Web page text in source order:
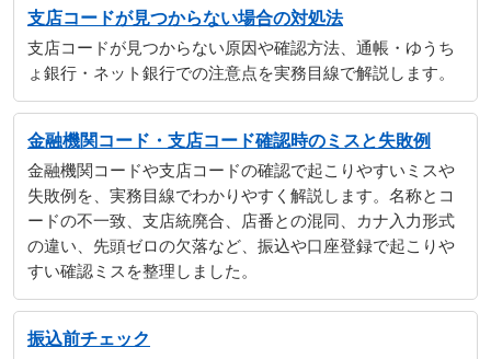
支店コードが見つからない場合の対処法
支店コードが見つからない原因や確認方法、通帳・ゆうち
ょ銀行・ネット銀行での注意点を実務目線で解説します。
金融機関コード・支店コード確認時のミスと失敗例
金融機関コードや支店コードの確認で起こりやすいミスや
失敗例を、実務目線でわかりやすく解説します。名称とコ
ードの不一致、支店統廃合、店番との混同、カナ入力形式
の違い、先頭ゼロの欠落など、振込や口座登録で起こりや
すい確認ミスを整理しました。
振込前チェック